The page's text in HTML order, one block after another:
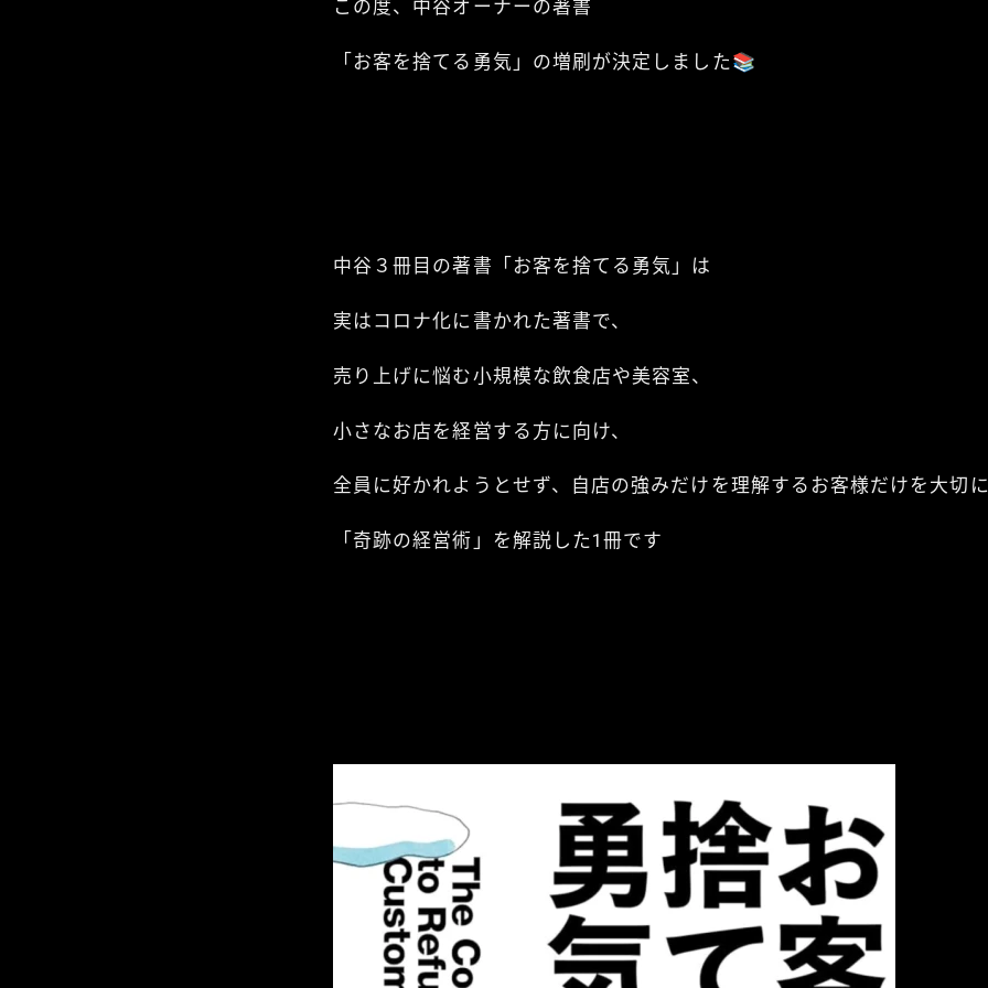
この度、中谷オーナーの著書
「お客を捨てる勇気」の増刷が決定しました📚
中谷３冊目の著書「お客を捨てる勇気」は
実はコロナ化に書かれた著書で、
売り上げに悩む小規模な飲食店や美容室、
小さなお店を経営する方に向け、
全員に好かれようとせず、自店の強みだけを理解するお客様だけを大切
「奇跡の経営術」を解説した1冊です